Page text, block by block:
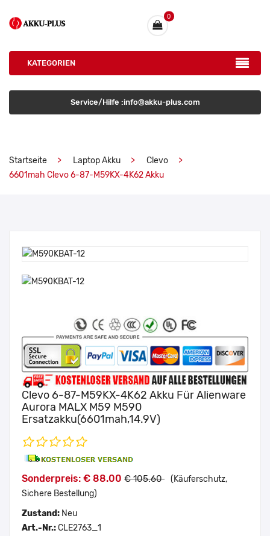
0
KATEGORIEN
Service/Hilfe :info@akku-plus.com
Startseite Laptop Akku
Clevo
6601mah Clevo 6-87-M59KX-4K62 Akku
Clevo 6-87-M59KX-4K62 Akku Für Alienware
Aurora MALX M59 M590
Ersatzakku(6601mah,14.9V)
Sonderpreis: € 88.00 € 105.60 (Käuferschutz,
Sichere Bestellung)
Zustand: Neu
Art.-Nr.:CLE2763_1